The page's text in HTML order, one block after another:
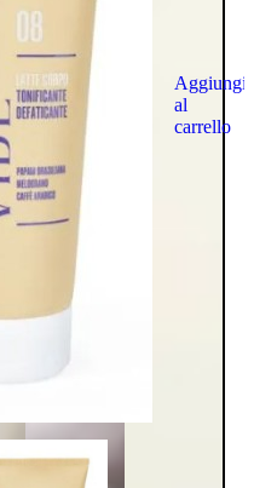
Aggiungi
al
carrello